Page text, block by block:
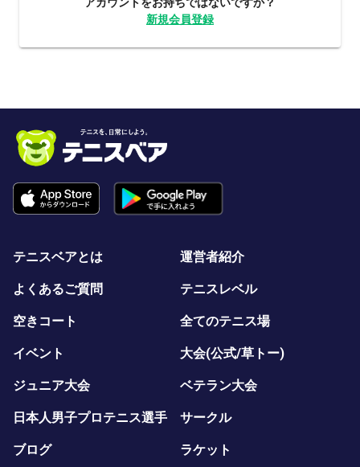
新規会員登録
テニスベアとは 運営者紹介
よくあるご質問 テニスレベル
空きコート 全てのテニス場
イベント 大会(公式/草トー)
ジュニア大会 ベテラン大会
日本人男子プロテニス選手 サークル
ブログ ラケット